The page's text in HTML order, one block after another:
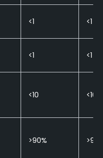
<1 <1
<1 <1
<10 <10
>90%